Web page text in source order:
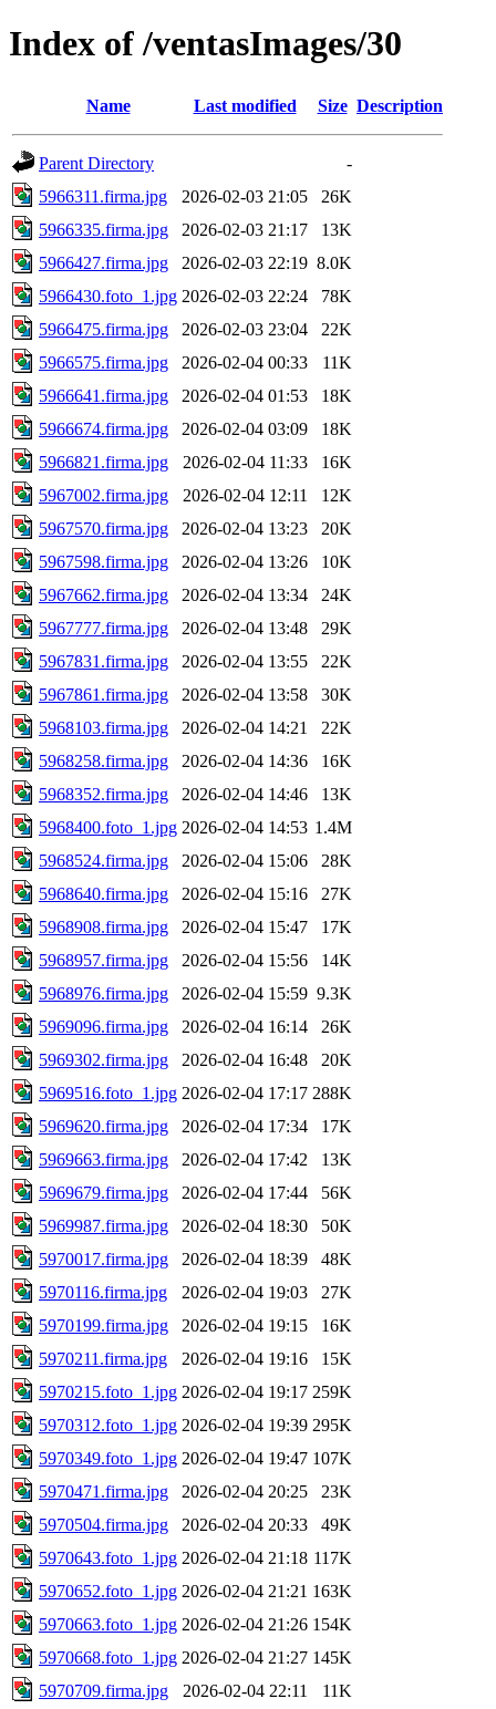
Index of /ventasImages/30
Name Last modified Size Description
Parent Directory
-
5966311.firma.jpg
2026-02-03 21:05
26K
5966335.firma.jpg
2026-02-03 21:17
13K
5966427.firma.jpg
2026-02-03 22:19 8.0K
5966430.foto_1.jpg 2026-02-03 22:24
78K
5966475.firma.jpg
2026-02-03 23:04
22K
5966575.firma.jpg
2026-02-04 00:33
11K
5966641.firma.jpg
2026-02-04 01:53
18K
5966674.firma.jpg
2026-02-04 03:09
18K
5966821.firma.jpg
2026-02-04 11:33
16K
5967002.firma.jpg
2026-02-04 12:11
12K
5967570.firma.jpg
2026-02-04 13:23
20K
5967598.firma.jpg
2026-02-04 13:26
10K
5967662.firma.jpg
2026-02-04 13:34
24K
5967777.firma.jpg
2026-02-04 13:48
29K
5967831.firma.jpg
2026-02-04 13:55
22K
5967861.firma.jpg
2026-02-04 13:58
30K
5968103.firma.jpg
2026-02-04 14:21
22K
5968258.firma.jpg
2026-02-04 14:36
16K
5968352.firma.jpg
2026-02-04 14:46
13K
5968400.foto_1.jpg 2026-02-04 14:53 1.4M
5968524.firma.jpg
2026-02-04 15:06
28K
5968640.firma.jpg
2026-02-04 15:16
27K
5968908.firma.jpg
2026-02-04 15:47
17K
5968957.firma.jpg
2026-02-04 15:56
14K
5968976.firma.jpg
2026-02-04 15:59 9.3K
5969096.firma.jpg
2026-02-04 16:14
26K
5969302.firma.jpg
2026-02-04 16:48
20K
5969516.foto_1.jpg 2026-02-04 17:17 288K
5969620.firma.jpg
2026-02-04 17:34
17K
5969663.firma.jpg
2026-02-04 17:42
13K
5969679.firma.jpg
2026-02-04 17:44
56K
5969987.firma.jpg
2026-02-04 18:30
50K
5970017.firma.jpg
2026-02-04 18:39
48K
5970116.firma.jpg
2026-02-04 19:03
27K
5970199.firma.jpg
2026-02-04 19:15
16K
5970211.firma.jpg
2026-02-04 19:16
15K
5970215.foto_1.jpg 2026-02-04 19:17 259K
5970312.foto_1.jpg 2026-02-04 19:39 295K
5970349.foto_1.jpg 2026-02-04 19:47 107K
5970471.firma.jpg
2026-02-04 20:25
23K
5970504.firma.jpg
2026-02-04 20:33
49K
5970643.foto_1.jpg 2026-02-04 21:18 117K
5970652.foto_1.jpg 2026-02-04 21:21 163K
5970663.foto_1.jpg 2026-02-04 21:26 154K
5970668.foto_1.jpg 2026-02-04 21:27 145K
5970709.firma.jpg
2026-02-04 22:11
11K